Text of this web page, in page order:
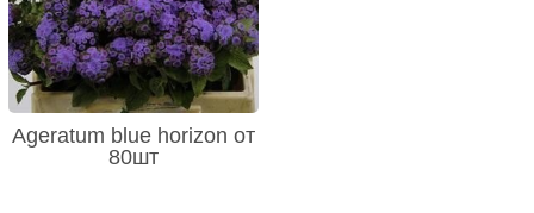
Ageratum blue horizon от
80шт